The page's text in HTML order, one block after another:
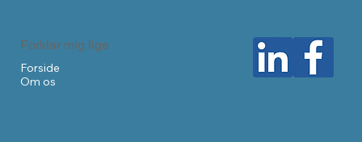
Forklar mig lige
Forside
Om os